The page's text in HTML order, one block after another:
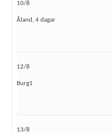
10/8
Åland, 4 dagar
12/8
Burg1
13/8